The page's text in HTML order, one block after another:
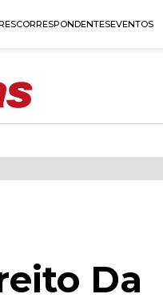
CORRESPONDENTESEVENTOS
Da